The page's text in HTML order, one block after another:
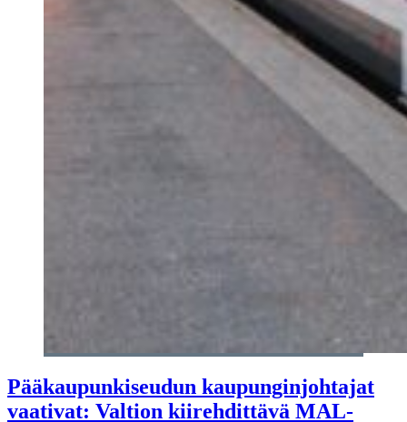
Pääkaupunkiseudun kaupunginjohtajat
vaativat: Valtion kiirehdittävä MAL-